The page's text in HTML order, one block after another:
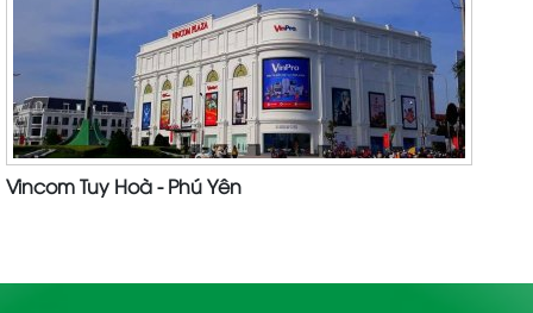
Vincom Tuy Hoà - Phú Yên